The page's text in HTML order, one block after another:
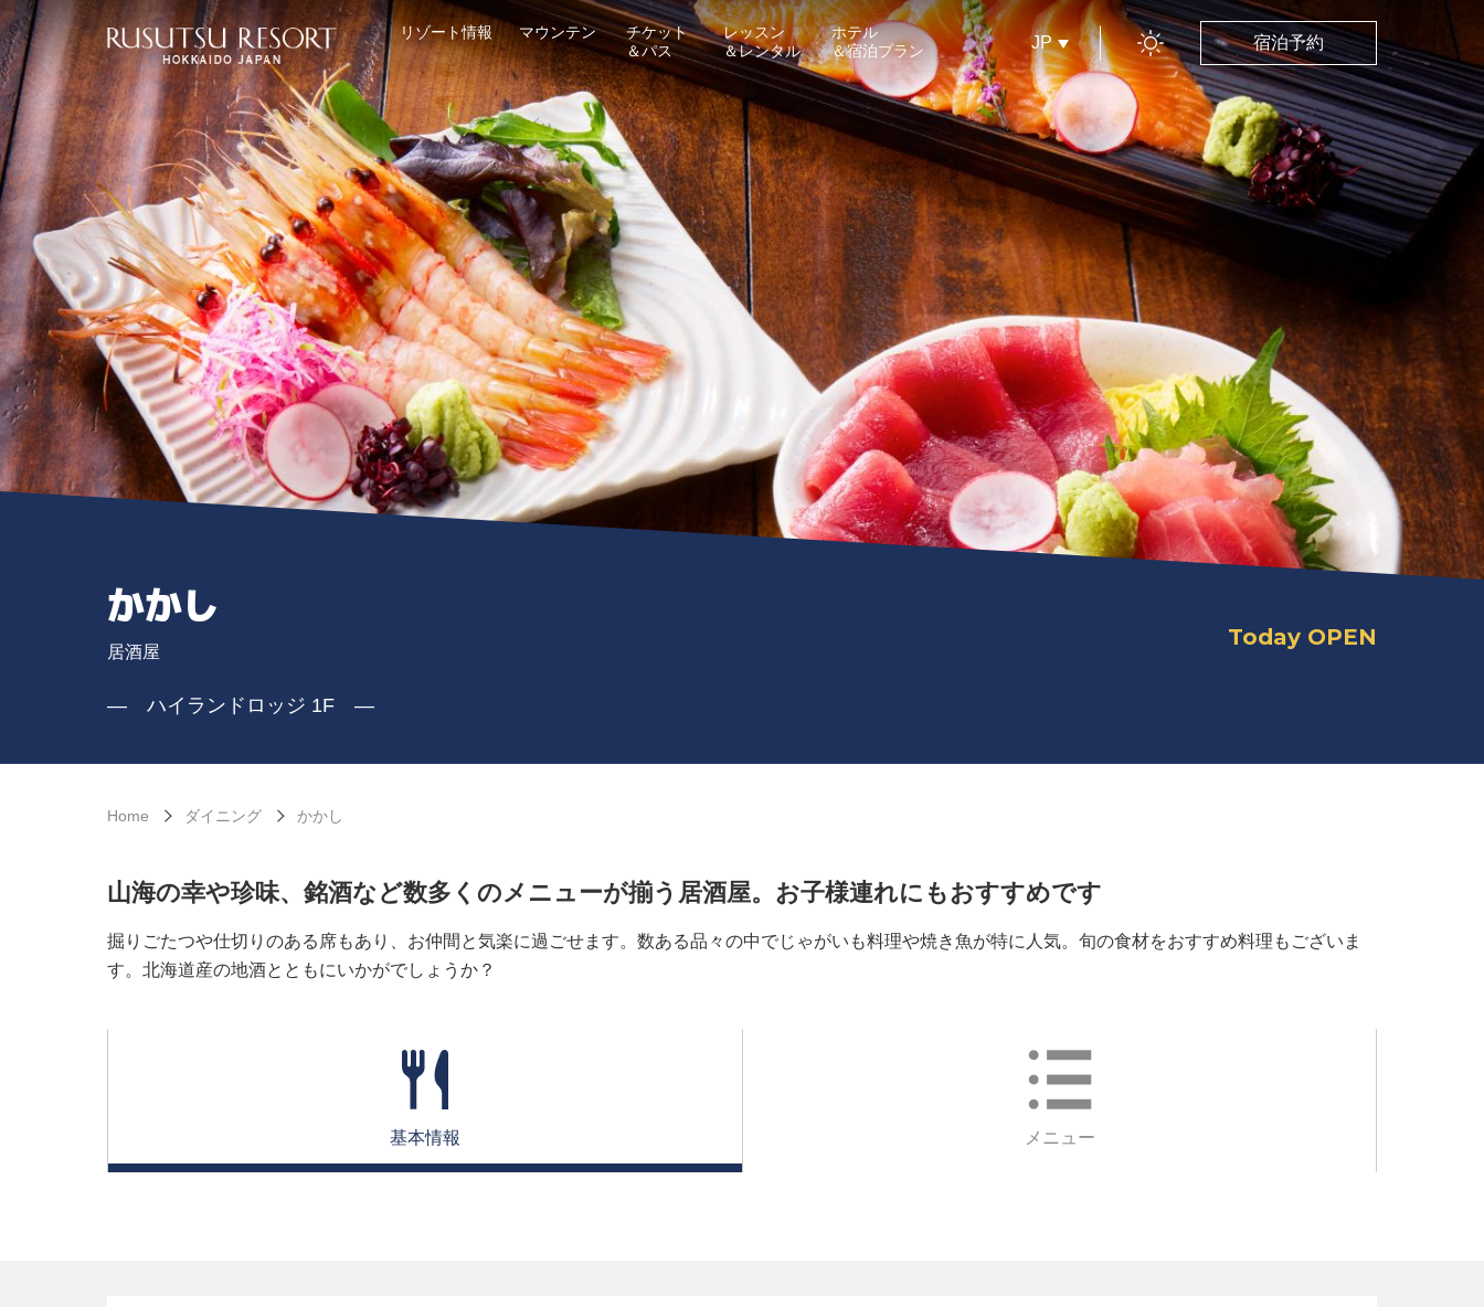
リゾート情報 マウンテン
チケット
＆パス
レッスン
＆レンタル
ホテル
＆宿泊プラン
JP 宿泊予約
かかし
居酒屋
― ハイランドロッジ 1F ―
Today OPEN
Home ダイニング かかし
山海の幸や珍味、銘酒など数多くのメニューが揃う居酒屋。お子様連れにもおすすめです
掘りごたつや仕切りのある席もあり、お仲間と気楽に過ごせます。数ある品々の中でじゃがいも料理や焼き魚が特に人気。旬の食材をおすすめ料理もございま
す。北海道産の地酒とともにいかがでしょうか？
基本情報 メニュー